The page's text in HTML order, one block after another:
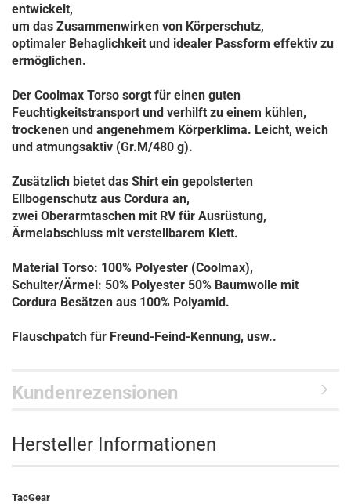
entwickelt,
um das Zusammenwirken von Körperschutz,
optimaler Behaglichkeit und idealer Passform effektiv zu
ermöglichen.
Der Coolmax Torso sorgt für einen guten
Feuchtigkeitstransport und verhilft zu einem kühlen,
trockenen und angenehmem Körperklima. Leicht, weich
und atmungsaktiv (Gr.M/480 g).
Zusätzlich bietet das Shirt ein gepolsterten
Ellbogenschutz aus Cordura an,
zwei Oberarmtaschen mit RV für Ausrüstung,
Ärmelabschluss mit verstellbarem Klett.
Material Torso: 100% Polyester (Coolmax),
Schulter/Ärmel: 50% Polyester 50% Baumwolle mit
Cordura Besätzen aus 100% Polyamid.
Flauschpatch für Freund-Feind-Kennung, usw..
Kundenrezensionen
Hersteller Informationen
TacGear